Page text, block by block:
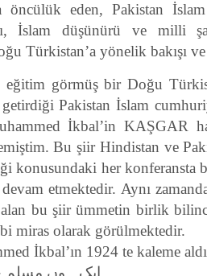
öncülük eden, Pakistan
İslam düşünürü ve milli
Türkistan’a yönelik bakışı
eğitim görmüş bir Doğu
Pakistan İslam
İkbal’in KAŞGAR
Bu şiir Hindistan ve
konusundaki her konferansta
etmektedir. Aynı
bu şiir ümmetin birlik
miras olarak görülmektedir.
İkbal’ın 1924 te kaleme
ایک ہوں مسلم